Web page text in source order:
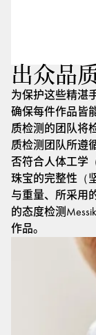
出众品
为保护这些精湛
确保每件作品皆
质检测的团队将
质检测团队所遵
否符合人体工学
珠宝的完整性（
与重量、所采用
的态度检测
作品。